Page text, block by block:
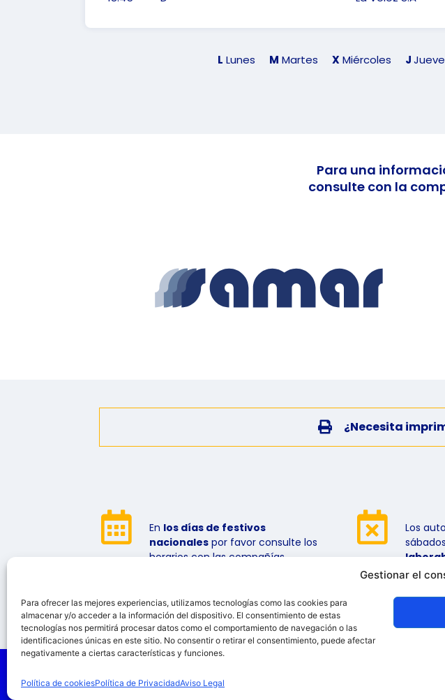
Gestionar el
Para ofrecer las mejores experiencias, utilizamos tecnologías como las cookies para
almacenar y/o acceder a la información del dispositivo. El consentimiento de estas
tecnologías nos permitirá procesar datos como el comportamiento de navegación o las
identificaciones únicas en este sitio. No consentir o retirar el consentimiento, puede afectar
negativamente a ciertas características y funciones.
Política de cookiesPolítica de PrivacidadAviso Legal
L Lunes M Martes XMiércoles J
Para una
consulte con la
¿Necesita
En los días de festivos
nacionales por favor consulte los
horarios con las compañías.
Los
que
© 2026 GISPMAT S.A. Todos los derechos reservados